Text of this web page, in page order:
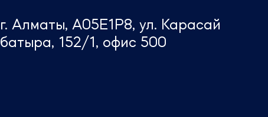
г. Алматы, A05E1P8, ул. Карасай
батыра, 152/1, офис 500